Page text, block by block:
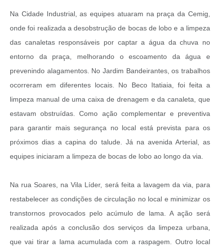
Na Cidade Industrial, as equipes atuaram na praça da Cemig,
onde foi realizada a desobstrução de bocas de lobo e a limpeza
das canaletas responsáveis por captar a água da chuva no
entorno da praça, melhorando o escoamento da água e
prevenindo alagamentos. No Jardim Bandeirantes, os trabalhos
ocorreram em diferentes locais. No Beco Itatiaia, foi feita a
limpeza manual de uma caixa de drenagem e da canaleta, que
estavam obstruídas. Como ação complementar e preventiva
para garantir mais segurança no local está prevista para os
próximos dias a capina do talude. Já na avenida Arterial, as
equipes iniciaram a limpeza de bocas de lobo ao longo da via.
Na rua Soares, na Vila Líder, será feita a lavagem da via, para
restabelecer as condições de circulação no local e minimizar os
transtornos provocados pelo acúmulo de lama. A ação será
realizada após a conclusão dos serviços da limpeza urbana,
que vai tirar a lama acumulada com a raspagem. Outro local